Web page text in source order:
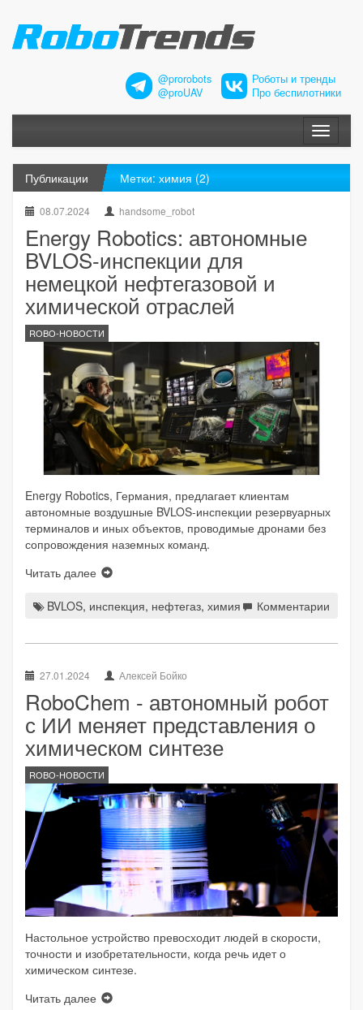
@prorobots
@proUAV
Роботы и тренды
Про беспилотники
Меню
Публикации Метки: химия (2)
08.07.2024 handsome_robot
Energy Robotics: автономные
BVLOS-инспекции для
немецкой нефтегазовой и
химической отраслей
ROBO-НОВОСТИ
Energy Robotics, Германия, предлагает клиентам
автономные воздушные BVLOS-инспекции резервуарных
терминалов и иных объектов, проводимые дронами без
сопровождения наземных команд.
Читать далее
BVLOS, инспекция, нефтегаз, химия Комментарии
27.01.2024 Алексей Бойко
RoboChem - автономный робот
с ИИ меняет представления о
химическом синтезе
ROBO-НОВОСТИ
Настольное устройство превосходит людей в скорости,
точности и изобретательности, когда речь идет о
химическом синтезе.
Читать далее